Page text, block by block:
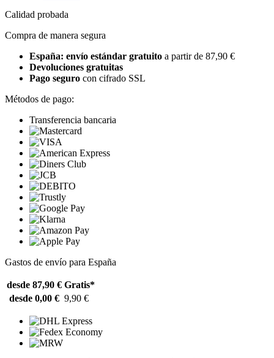
Calidad probada
Compra de manera segura
España: envío estándar gratuito a partir de 87,90 €
Devoluciones gratuitas
Pago seguro con cifrado SSL
Métodos de pago:
Transferencia bancaria
Gastos de envío para España
desde 87,90 € Gratis*
desde 0,00 € 9,90 €